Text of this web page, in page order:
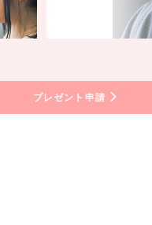
プレゼント申請